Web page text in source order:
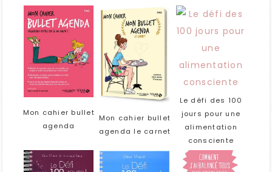
Mon cahier bullet
agenda
Mon cahier bullet
agenda le carnet
Le défi des 100
jours pour une
alimentation
consciente